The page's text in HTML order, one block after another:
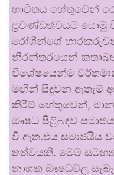
භාවිතය හේතුවෙන්
ප්‍රචණ්ඩත්වයට යොමු
රෝගීන්ගේ
නිරන්තරයෙන්
විශේෂයෙන්ම
මඟින් සිදුවන ඇතැම්
කිරීම් හේතුවෙන්,
ඖෂධ පිළිබඳව
වී ඇත.එය සමාජයීය
තත්වයකි. මෙම
නාශක ඖෂධවල සැබෑ